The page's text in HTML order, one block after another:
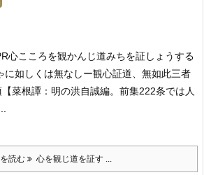
心こころを観かんじ道みちを証しょうする
に如しくは無なしー観心証道、無如此三者
【菜根譚：明の洪自誠編。前集222条では人
読む 心を観じ道を証す ...